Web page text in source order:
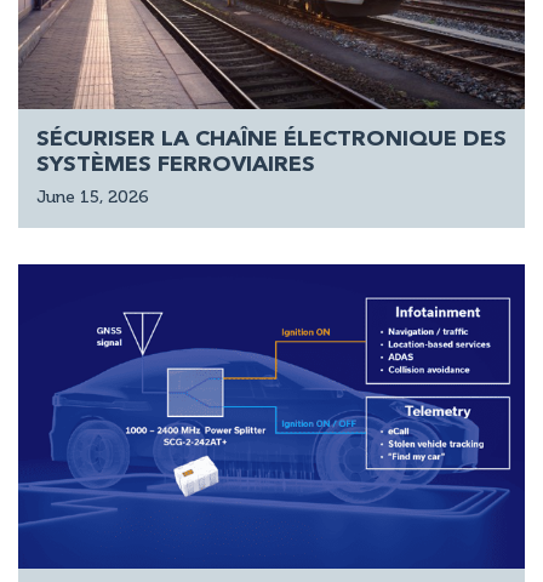
SÉCURISER LA CHAÎNE ÉLECTRONIQUE DES
SYSTÈMES FERROVIAIRES
June 15, 2026